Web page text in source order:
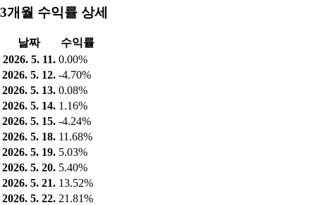
3개월 수익률 상세
날짜
수익률
2026. 5. 11. 0.00%
2026. 5. 12. -4.70%
2026. 5. 13. 0.08%
2026. 5. 14. 1.16%
2026. 5. 15. -4.24%
2026. 5. 18. 11.68%
2026. 5. 19. 5.03%
2026. 5. 20. 5.40%
2026. 5. 21. 13.52%
2026. 5. 22. 21.81%